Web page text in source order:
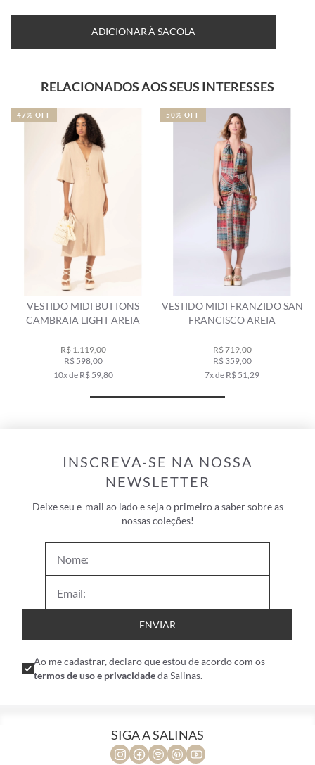
ADICIONAR À SACOLA
RELACIONADOS AOS SEUS INTERESSES
VESTIDO MIDI BUTTONS
CAMBRAIA LIGHT AREIA
R$ 1.119,00
R$ 598,00
10x de R$ 59,80
47% OFF
VESTIDO MIDI FRANZIDO SAN
FRANCISCO AREIA
R$ 719,00
R$ 359,00
7x de R$ 51,29
50% OFF
INSCREVA-SE NA NOSSA
NEWSLETTER
Deixe seu e-mail ao lado e seja o primeiro a saber sobre as
nossas coleções!
ENVIAR
Ao me cadastrar, declaro que estou de acordo com os
termos de uso e privacidadeda Salinas.
SIGA A SALINAS